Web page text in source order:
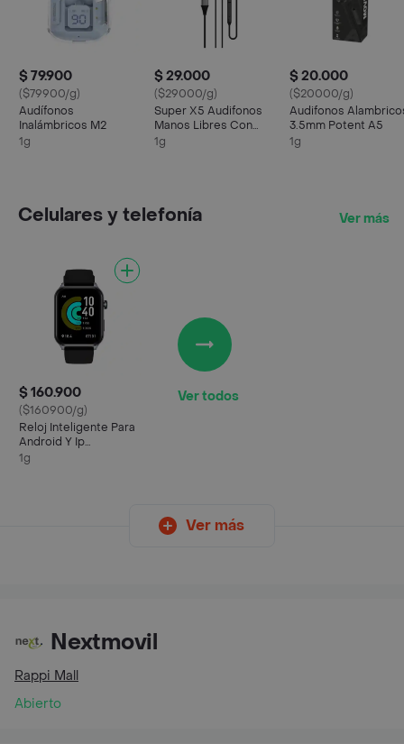
$ 79.900
($79900/g)
Audífonos
Inalámbricos M2
1g
$ 29.000
($29000/g)
Super X5 Audifonos
Manos Libres Con
Entrada Tipo C
1g
$ 20.000
($20000/g)
Audifonos
3.5mm Potent A5
1g
Celulares y telefonía Ver más
$ 160.900
($160900/g)
Reloj Inteligente Para
Android Y Ip
Riversong Motive 9e
1g
Ver todos
Ver más
Nextmovil
Rappi Mall
Abierto